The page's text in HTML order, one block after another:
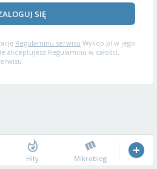
SIĘ
Regulaminu serwisu Wykop.pl w jego
akceptujesz Regulaminu w całości,
Hity Mikroblog